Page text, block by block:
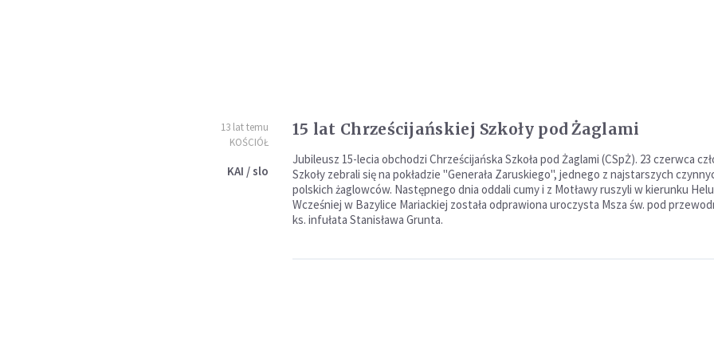
13 lat temu
KOŚCIÓŁ
KAI / slo
15 lat Chrześcijańskiej Szkoły pod Żaglami
Jubileusz 15-lecia obchodzi Chrześcijańska Szkoła pod Żaglami (CSpŻ). 23 czerwca
Szkoły zebrali się na pokładzie "Generała Zaruskiego", jednego z najstarszych
polskich żaglowców. Następnego dnia oddali cumy i z Motławy ruszyli w kierunku
Wcześniej w Bazylice Mariackiej została odprawiona uroczysta Msza św. pod
ks. infułata Stanisława Grunta.